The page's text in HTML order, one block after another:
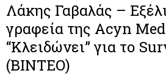
Λάκης Γαβαλάς –
γραφεία της Acyn
“Κλειδώνει” για το
(ΒΙΝΤΕΟ)